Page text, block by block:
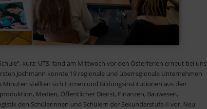
kurz: UTS, fand am Mittwoch vor den Osterferien erneut bei uns
Jochmann konnte 19 regionale und überregionale Unternehmen
Minuten stellten sich Firmen und Bildungsinstitutionen aus den
Medien, Öffentlicher Dienst, Finanzen, Bauwesen,
den Schülerinnen und Schülern der Sekundarstufe II vor. Neu